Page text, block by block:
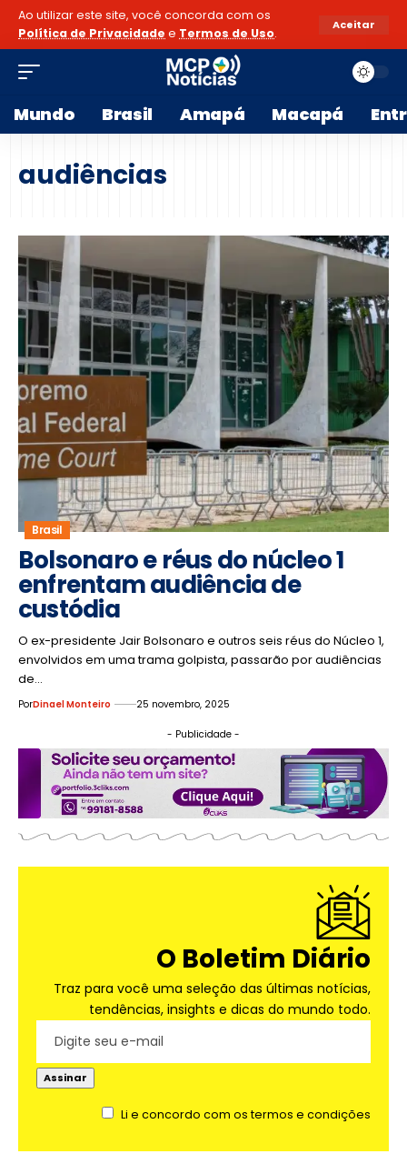
Ao utilizar este site, você concorda com os
Política de Privacidade e Termos de Uso.
Aceitar
Mundo Brasil Amapá Macapá
audiências
Brasil
Bolsonaro e réus do núcleo 1
enfrentam audiência de
custódia
O ex-presidente Jair Bolsonaro e outros seis réus do Núcleo 1,
envolvidos em uma trama golpista, passarão por audiências
de…
PorDinael Monteiro 25 novembro, 2025
- Publicidade -
O Boletim Diário
Traz para você uma seleção das últimas notícias,
tendências, insights e dicas do mundo todo.
Li e concordo com os termos e condições